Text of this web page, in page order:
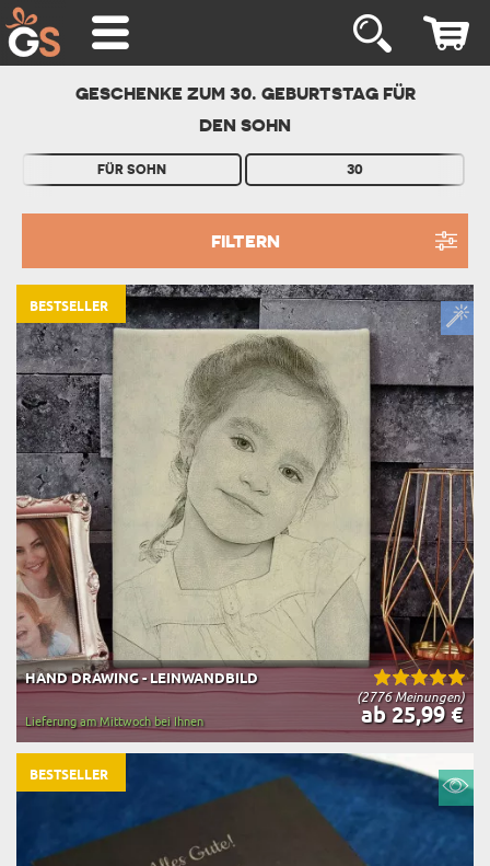
GESCHENKE ZUM 30. GEBURTSTAG FÜR
DEN SOHN
FÜR SOHN 30
FILTERN
(2776 Meinungen)
HAND DRAWING - LEINWANDBILD
ab 25,99 €
Lieferung am Mittwoch bei Ihnen
BESTSELLER
BESTSELLER